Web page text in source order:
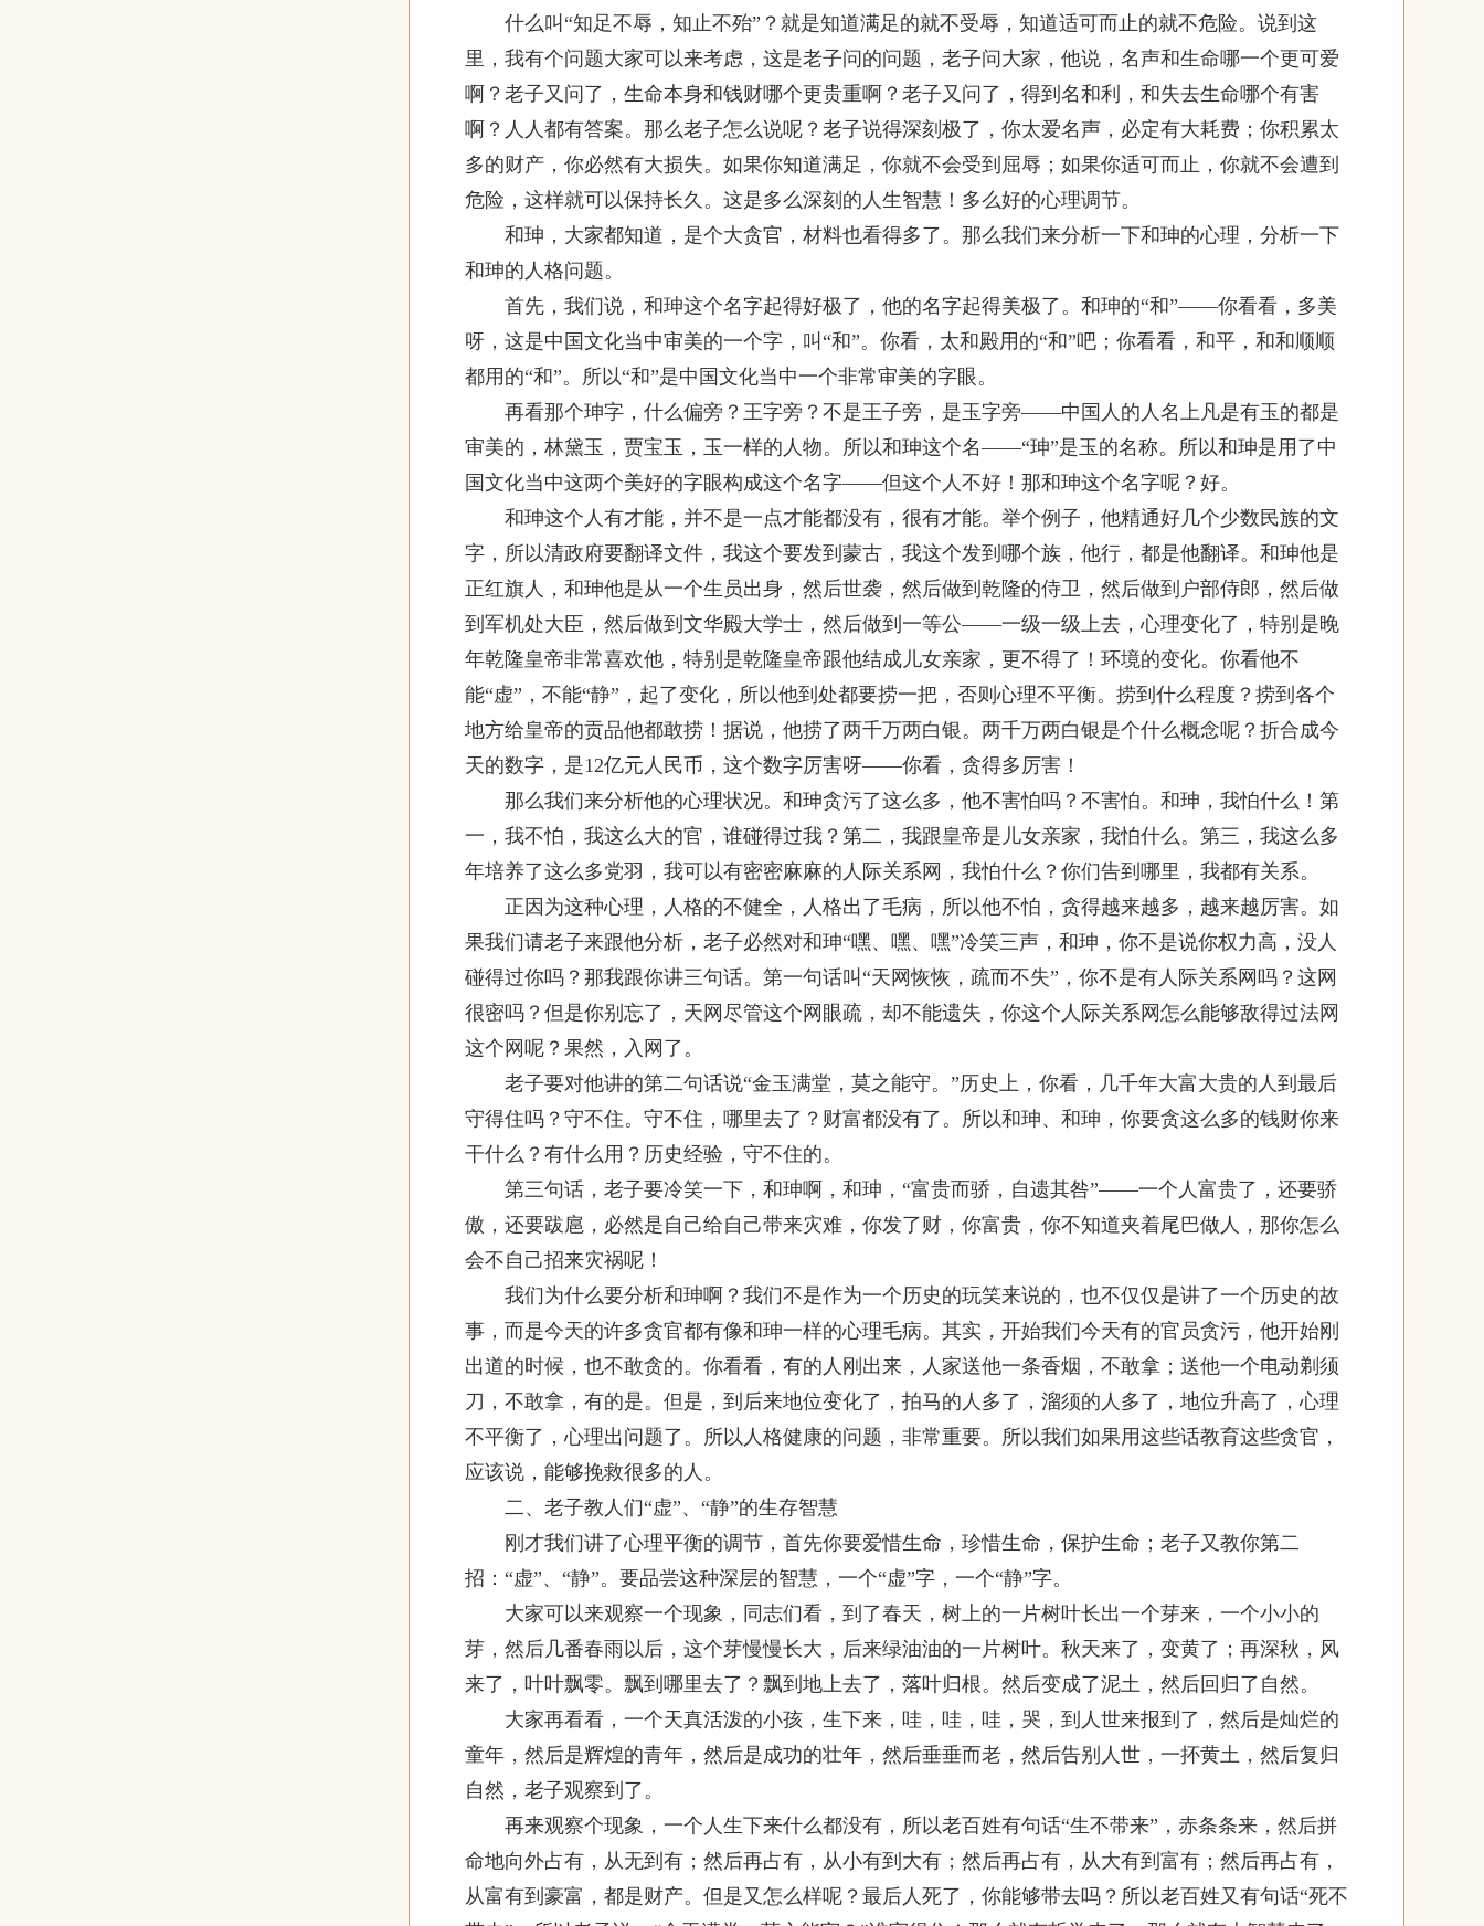
什么叫“知足不辱，知止不殆”？就是知道满足的就不受辱，知道适可而止的就不危险。说到这
里，我有个问题大家可以来考虑，这是老子问的问题，老子问大家，他说，名声和生命哪一个更可爱
啊？老子又问了，生命本身和钱财哪个更贵重啊？老子又问了，得到名和利，和失去生命哪个有害
啊？人人都有答案。那么老子怎么说呢？老子说得深刻极了，你太爱名声，必定有大耗费；你积累太
多的财产，你必然有大损失。如果你知道满足，你就不会受到屈辱；如果你适可而止，你就不会遭到
危险，这样就可以保持长久。这是多么深刻的人生智慧！多么好的心理调节。
和珅，大家都知道，是个大贪官，材料也看得多了。那么我们来分析一下和珅的心理，分析一下
和珅的人格问题。
首先，我们说，和珅这个名字起得好极了，他的名字起得美极了。和珅的“和”——你看看，多美
呀，这是中国文化当中审美的一个字，叫“和”。你看，太和殿用的“和”吧；你看看，和平，和和顺顺
都用的“和”。所以“和”是中国文化当中一个非常审美的字眼。
再看那个珅字，什么偏旁？王字旁？不是王子旁，是玉字旁——中国人的人名上凡是有玉的都是
审美的，林黛玉，贾宝玉，玉一样的人物。所以和珅这个名——“珅”是玉的名称。所以和珅是用了中
国文化当中这两个美好的字眼构成这个名字——但这个人不好！那和珅这个名字呢？好。
和珅这个人有才能，并不是一点才能都没有，很有才能。举个例子，他精通好几个少数民族的文
字，所以清政府要翻译文件，我这个要发到蒙古，我这个发到哪个族，他行，都是他翻译。和珅他是
正红旗人，和珅他是从一个生员出身，然后世袭，然后做到乾隆的侍卫，然后做到户部侍郎，然后做
到军机处大臣，然后做到文华殿大学士，然后做到一等公——一级一级上去，心理变化了，特别是晚
年乾隆皇帝非常喜欢他，特别是乾隆皇帝跟他结成儿女亲家，更不得了！环境的变化。你看他不
能“虚”，不能“静”，起了变化，所以他到处都要捞一把，否则心理不平衡。捞到什么程度？捞到各个
地方给皇帝的贡品他都敢捞！据说，他捞了两千万两白银。两千万两白银是个什么概念呢？折合成今
天的数字，是12亿元人民币，这个数字厉害呀——你看，贪得多厉害！
那么我们来分析他的心理状况。和珅贪污了这么多，他不害怕吗？不害怕。和珅，我怕什么！第
一，我不怕，我这么大的官，谁碰得过我？第二，我跟皇帝是儿女亲家，我怕什么。第三，我这么多
年培养了这么多党羽，我可以有密密麻麻的人际关系网，我怕什么？你们告到哪里，我都有关系。
正因为这种心理，人格的不健全，人格出了毛病，所以他不怕，贪得越来越多，越来越厉害。如
果我们请老子来跟他分析，老子必然对和珅“嘿、嘿、嘿”冷笑三声，和珅，你不是说你权力高，没人
碰得过你吗？那我跟你讲三句话。第一句话叫“天网恢恢，疏而不失”，你不是有人际关系网吗？这网
很密吗？但是你别忘了，天网尽管这个网眼疏，却不能遗失，你这个人际关系网怎么能够敌得过法网
这个网呢？果然，入网了。
老子要对他讲的第二句话说“金玉满堂，莫之能守。”历史上，你看，几千年大富大贵的人到最后
守得住吗？守不住。守不住，哪里去了？财富都没有了。所以和珅、和珅，你要贪这么多的钱财你来
干什么？有什么用？历史经验，守不住的。
第三句话，老子要冷笑一下，和珅啊，和珅，“富贵而骄，自遗其咎”——一个人富贵了，还要骄
傲，还要跋扈，必然是自己给自己带来灾难，你发了财，你富贵，你不知道夹着尾巴做人，那你怎么
会不自己招来灾祸呢！
我们为什么要分析和珅啊？我们不是作为一个历史的玩笑来说的，也不仅仅是讲了一个历史的故
事，而是今天的许多贪官都有像和珅一样的心理毛病。其实，开始我们今天有的官员贪污，他开始刚
出道的时候，也不敢贪的。你看看，有的人刚出来，人家送他一条香烟，不敢拿；送他一个电动剃须
刀，不敢拿，有的是。但是，到后来地位变化了，拍马的人多了，溜须的人多了，地位升高了，心理
不平衡了，心理出问题了。所以人格健康的问题，非常重要。所以我们如果用这些话教育这些贪官，
应该说，能够挽救很多的人。
二、老子教人们“虚”、“静”的生存智慧
刚才我们讲了心理平衡的调节，首先你要爱惜生命，珍惜生命，保护生命；老子又教你第二
招：“虚”、“静”。要品尝这种深层的智慧，一个“虚”字，一个“静”字。
大家可以来观察一个现象，同志们看，到了春天，树上的一片树叶长出一个芽来，一个小小的
芽，然后几番春雨以后，这个芽慢慢长大，后来绿油油的一片树叶。秋天来了，变黄了；再深秋，风
来了，叶叶飘零。飘到哪里去了？飘到地上去了，落叶归根。然后变成了泥土，然后回归了自然。
大家再看看，一个天真活泼的小孩，生下来，哇，哇，哇，哭，到人世来报到了，然后是灿烂的
童年，然后是辉煌的青年，然后是成功的壮年，然后垂垂而老，然后告别人世，一抔黄土，然后复归
自然，老子观察到了。
再来观察个现象，一个人生下来什么都没有，所以老百姓有句话“生不带来”，赤条条来，然后拼
命地向外占有，从无到有；然后再占有，从小有到大有；然后再占有，从大有到富有；然后再占有，
从富有到豪富，都是财产。但是又怎么样呢？最后人死了，你能够带去吗？所以老百姓又有句话“死不